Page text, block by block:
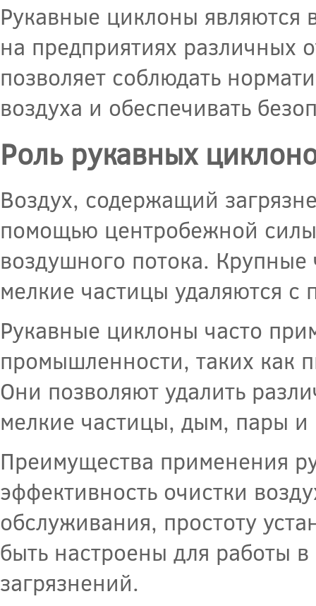
Рукавные циклоны являются
на предприятиях различных
позволяет соблюдать
воздуха и обеспечивать
Роль рукавных
Воздух, содержащий
помощью центробежной силы
воздушного потока.
мелкие частицы удаляются
Рукавные циклоны часто
промышленности, таких как
Они позволяют удалить
мелкие частицы, дым, пары и
Преимущества применения
эффективность очистки
обслуживания, простоту
быть настроены для работы
загрязнений.